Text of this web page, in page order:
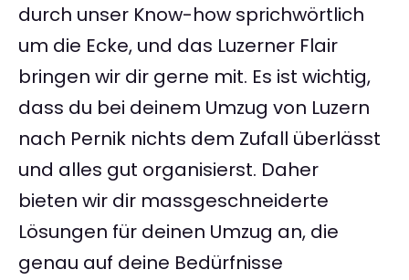
durch unser Know-how sprichwörtlich
um die Ecke, und das Luzerner Flair
bringen wir dir gerne mit. Es ist wichtig,
dass du bei deinem Umzug von Luzern
nach Pernik nichts dem Zufall überlässt
und alles gut organisierst. Daher
bieten wir dir massgeschneiderte
Lösungen für deinen Umzug an, die
genau auf deine Bedürfnisse